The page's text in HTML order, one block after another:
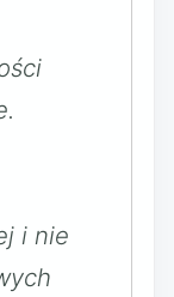
i nie